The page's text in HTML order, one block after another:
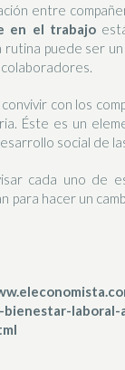
entre
en el trabajo
rutina puede ser
con los
Éste es un
social de
cada uno de
para hacer un
laboral-